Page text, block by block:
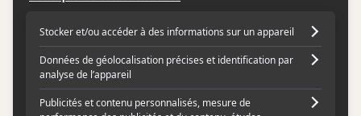
Contactez-nous
Conditions d'utilisation
Conditions de participation